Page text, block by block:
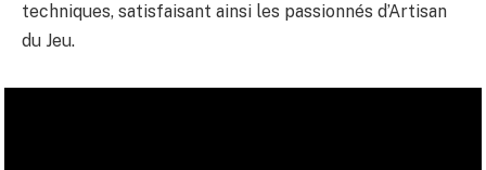
techniques, satisfaisant ainsi les passionnés d’Artisan
du Jeu.